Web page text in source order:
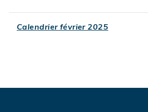
Calendrier février 2025